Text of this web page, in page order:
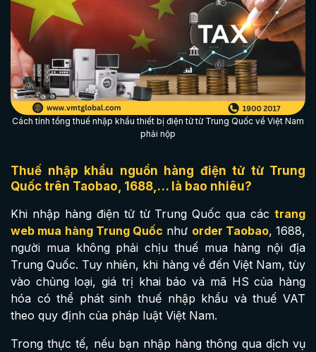
Cách tính tổng thuế nhập khẩu thiết bị điện tử từ Trung Quốc về Việt Nam
phải nộp
Thuế nhập khẩu nguồn hàng điện tử từ Trung
Quốc trên Taobao, 1688,… là bao nhiêu?
Khi nhập hàng điện tử từ Trung Quốc qua các trang
web mua hàng Trung Quốc như order Taobao, 1688,
người mua không phải chịu thuế mua hàng nội địa
Trung Quốc. Tuy nhiên, khi hàng về đến Việt Nam, tùy
vào chủng loại, giá trị khai báo và mã HS của hàng
hóa có thể phát sinh thuế nhập khẩu và thuế VAT
theo quy định của pháp luật Việt Nam.
Trong thực tế, nếu bạn nhập hàng thông qua dịch vụ